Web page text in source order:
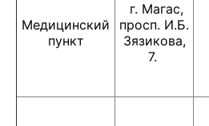
Медицинский
пункт
г. Магас,
просп. И.Б.
Зязикова,
7.